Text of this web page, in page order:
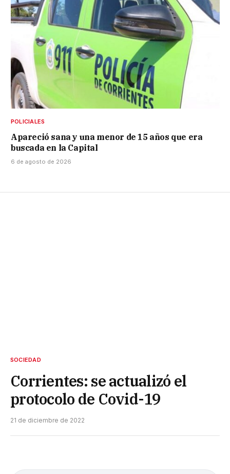
POLICIALES
Apareció sana y una menor de 15 años que era
buscada en la Capital
6 de agosto de 2026
SOCIEDAD
Corrientes: se actualizó el
protocolo de Covid-19
21 de diciembre de 2022